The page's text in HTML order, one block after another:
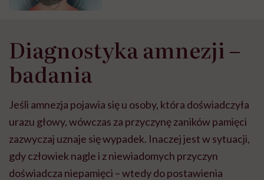
Diagnostyka amnezji –
badania
Jeśli amnezja pojawia się u osoby, która doświadczyła
urazu głowy, wówczas za przyczynę zaników pamięci
zazwyczaj uznaje się wypadek. Inaczej jest w sytuacji,
gdy człowiek nagle i z niewiadomych przyczyn
doświadcza niepamięci – wtedy do postawienia